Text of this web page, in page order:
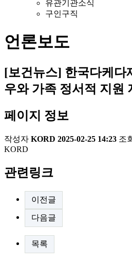
유관기관소식
구인구직
언론보도
[보건뉴스] 한국다케다
우와 가족 정서적 지원
페이지 정보
작성자 KORD 2025-02-25 14:23 조
KORD
관련링크
이전글
다음글
목록